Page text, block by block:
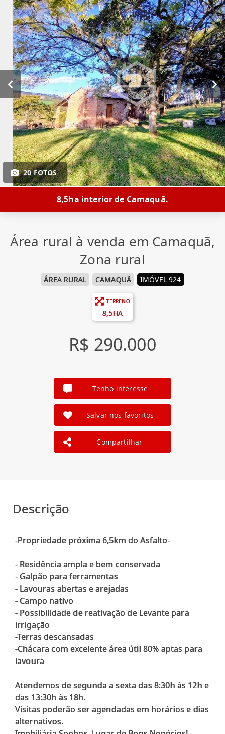
20 FOTOS
8,5ha interior de Camaquã.
Área rural à venda em Camaquã,
Zona rural
ÁREA RURAL CAMAQUÃ IMÓVEL 924
TERRENO
8,5HA
R$ 290.000
Tenho interesse
Salvar nos favoritos
Compartilhar
Descrição
-Propriedade próxima 6,5km do Asfalto-
- Residência ampla e bem conservada
- Galpão para ferramentas
- Lavouras abertas e arejadas
- Campo nativo
- Possibilidade de reativação de Levante para
irrigação
-Terras descansadas
-Chácara com excelente área útil 80% aptas para
lavoura
Atendemos de segunda a sexta das 8:30h às 12h e
das 13:30h às 18h.
Visitas poderão ser agendadas em horários e dias
alternativos.